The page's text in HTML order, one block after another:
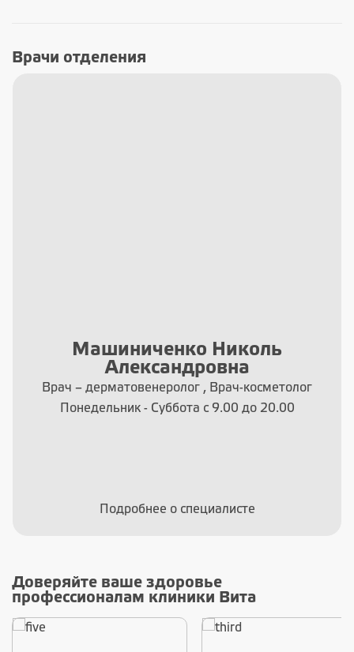
Врачи отделения
Машиниченко Николь
Александровна
Врач – дерматовенеролог , Врач-косметолог
Понедельник - Суббота с 9.00 до 20.00
Подробнее о специалисте
Доверяйте ваше здоровье
профессионалам клиники Вита